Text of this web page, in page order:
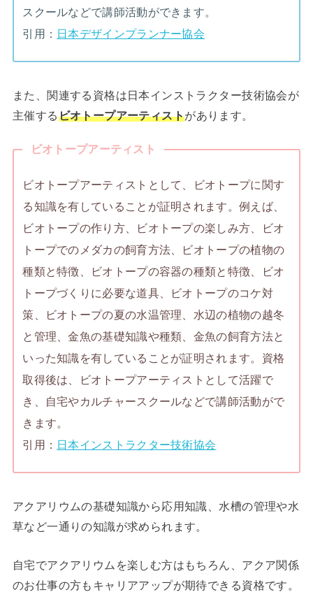
スクールなどで講師活動ができます。
引用： 日本デザインプランナー協会
また、関連する資格は日本インストラクター技術協会が
主催するビオトープアーティストがあります。
ビオトープアーティスト
ビオトープアーティストとして、ビオトープに関す
る知識を有していることが証明されます。例えば、
ビオトープの作り方、ビオトープの楽しみ方、ビオ
トープでのメダカの飼育方法、ビオトープの植物の
種類と特徴、ビオトープの容器の種類と特徴、ビオ
トープづくりに必要な道具、ビオトープのコケ対
策、ビオトープの夏の水温管理、水辺の植物の越冬
と管理、金魚の基礎知識や種類、金魚の飼育方法と
いった知識を有していることが証明されます。資格
取得後は、ビオトープアーティストとして活躍で
き、自宅やカルチャースクールなどで講師活動がで
きます。
引用： 日本インストラクター技術協会
アクアリウムの基礎知識から応用知識、水槽の管理や水
草など一通りの知識が求められます。
自宅でアクアリウムを楽しむ方はもちろん、アクア関係
のお仕事の方もキャリアアップが期待できる資格です。